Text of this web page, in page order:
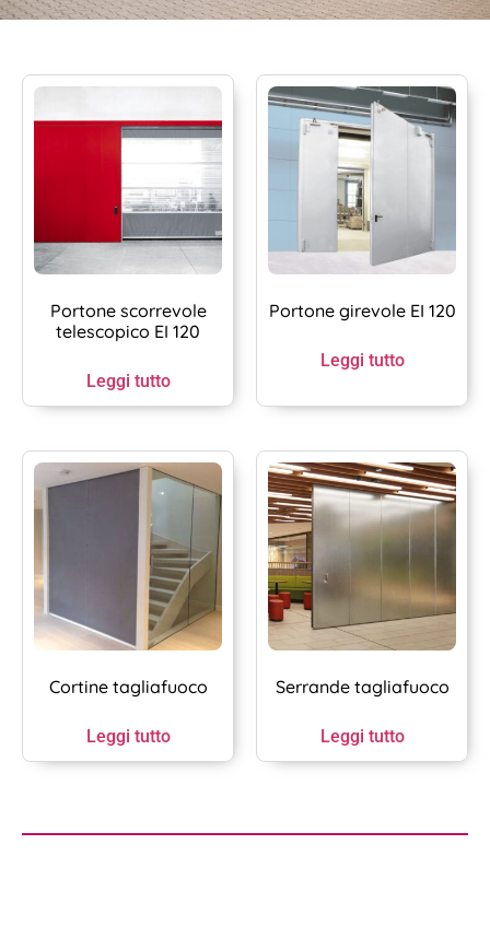
Portone scorrevole
telescopico EI 120
Leggi tutto
Portone girevole EI 120
Leggi tutto
Cortine tagliafuoco
Leggi tutto
Serrande tagliafuoco
Leggi tutto